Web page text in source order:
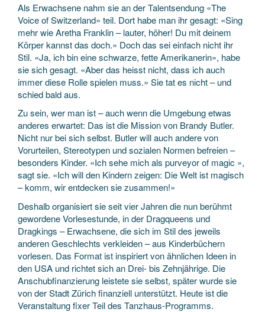
Als Erwachsene nahm sie an der Talentsendung «The
Voice of Switzerland» teil. Dort habe man ihr gesagt: «Sing
mehr wie Aretha Franklin – lauter, höher! Du mit deinem
Körper kannst das doch.» Doch das sei einfach nicht ihr
Stil. «Ja, ich bin eine schwarze, fette Amerikanerin», habe
sie sich gesagt. «Aber das heisst nicht, dass ich auch
immer diese Rolle spielen muss.» Sie tat es nicht – und
schied bald aus.
Zu sein, wer man ist – auch wenn die Umgebung etwas
anderes erwartet: Das ist die Mission von Brandy Butler.
Nicht nur bei sich selbst. Butler will auch andere von
Vorurteilen, Stereotypen und sozialen Normen befreien –
besonders Kinder. «Ich sehe mich als purveyor of magic »,
sagt sie. «Ich will den Kindern zeigen: Die Welt ist magisch
– komm, wir entdecken sie zusammen!»
Deshalb organisiert sie seit vier Jahren die nun berühmt
gewordene Vorlesestunde, in der Dragqueens und
Dragkings – Erwachsene, die sich im Stil des jeweils
anderen Geschlechts verkleiden – aus Kinderbüchern
vorlesen. Das Format ist inspiriert von ähnlichen Ideen in
den USA und richtet sich an Drei- bis Zehnjährige. Die
Anschubfinanzierung leistete sie selbst, später wurde sie
von der Stadt Zürich finanziell unterstützt. Heute ist die
Veranstaltung fixer Teil des Tanzhaus-Programms.